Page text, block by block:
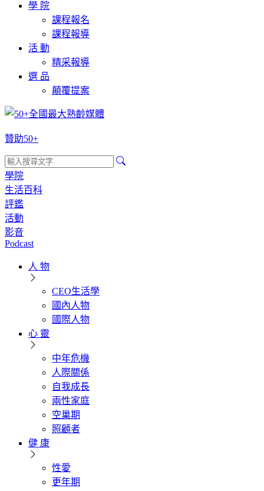
學 院
課程報名
課程報導
活 動
精采報導
選 品
顛覆提案
贊助50+
學院
生活百科
評鑑
活動
影音
Podcast
人 物
CEO生活學
國內人物
國際人物
心 靈
中年危機
人際關係
自我成長
兩性家庭
空巢期
照顧者
健 康
性愛
更年期